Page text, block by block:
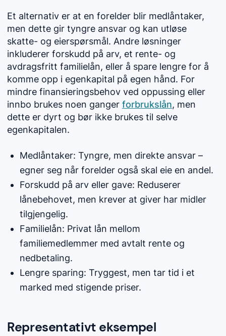
Et alternativ er at en forelder blir medlåntaker,
men dette gir tyngre ansvar og kan utløse
skatte- og eierspørsmål. Andre løsninger
inkluderer forskudd på arv, et rente- og
avdragsfritt familielån, eller å spare lengre for å
komme opp i egenkapital på egen hånd. For
mindre finansieringsbehov ved oppussing eller
innbo brukes noen ganger forbrukslån, men
dette er dyrt og bør ikke brukes til selve
egenkapitalen.
Medlåntaker: Tyngre, men direkte ansvar –
egner seg når forelder også skal eie en andel.
Forskudd på arv eller gave: Reduserer
lånebehovet, men krever at giver har midler
tilgjengelig.
Familielån: Privat lån mellom
familiemedlemmer med avtalt rente og
nedbetaling.
Lengre sparing: Tryggest, men tar tid i et
marked med stigende priser.
Representativt eksempel